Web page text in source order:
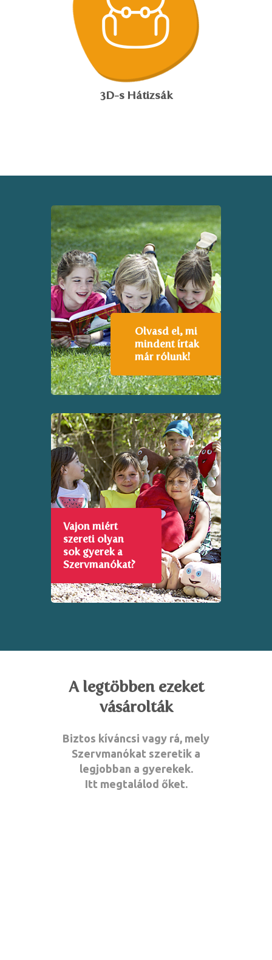
3D-s Hátizsák
Olvasd el, mi
mindent írtak
már rólunk!
Vajon miért
szereti olyan
sok gyerek a
Szervmanókat?
A legtöbben ezeket
vásárolták
Biztos kíváncsi vagy rá, mely
Szervmanókat szeretik a
legjobban a gyerekek.
Itt megtalálod őket.